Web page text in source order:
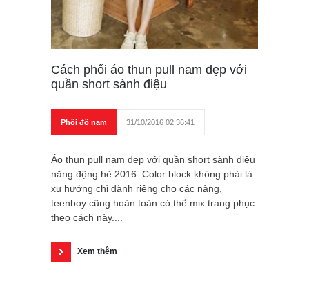
Cách phối áo thun pull nam đẹp với
quần short sành điệu
Phối đồ nam 31/10/2016 02:36:41
Áo thun pull nam đẹp với quần short sành điệu
năng động hè 2016. Color block không phải là
xu hướng chỉ dành riêng cho các nàng,
teenboy cũng hoàn toàn có thể mix trang phục
theo cách này....
Xem thêm